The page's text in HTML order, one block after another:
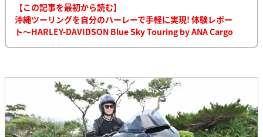
【この記事を最初から読む】
沖縄ツーリングを自分のハーレーで手軽に実現! 体験レポー
ト〜HARLEY-DAVIDSON Blue Sky Touring by ANA Cargo